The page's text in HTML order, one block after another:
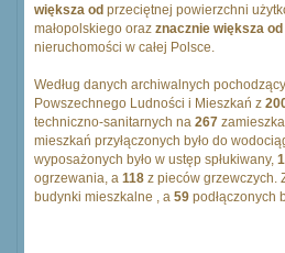
większa od przeciętnej powierzchni
małopolskiego oraz znacznie większa od
nieruchomości w całej Polsce.
Według danych archiwalnych
Powszechnego Ludności i Mieszkań z
techniczno-sanitarnych na 267
mieszkań przyłączonych było do
wyposażonych było w ustęp spłukiwany,
ogrzewania, a 118 z pieców grzewczych.
budynki mieszkalne , a 59 podłączonych